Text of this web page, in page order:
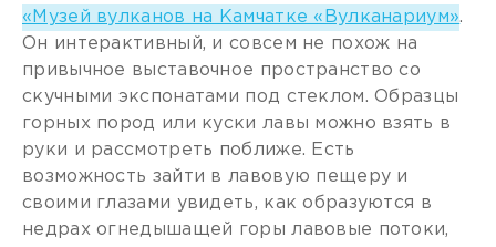
«Музей вулканов на Камчатке «Вулканариум».
Он интерактивный, и совсем не похож на
привычное выставочное пространство со
скучными экспонатами под стеклом. Образцы
горных пород или куски лавы можно взять в
руки и рассмотреть поближе. Есть
возможность зайти в лавовую пещеру и
своими глазами увидеть, как образуются в
недрах огнедышащей горы лавовые потоки,